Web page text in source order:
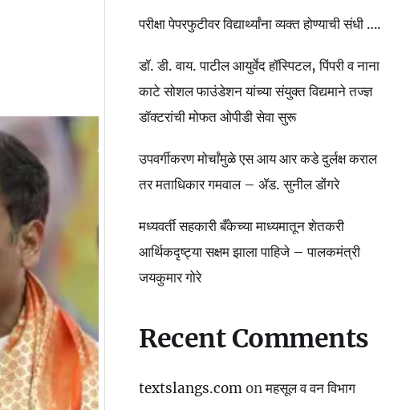
परीक्षा पेपरफुटीवर विद्यार्थ्यांना व्यक्त होण्याची संधी ….
डॉ. डी. वाय. पाटील आयुर्वेद हॉस्पिटल, पिंपरी व नाना
काटे सोशल फाउंडेशन यांच्या संयुक्त विद्यमाने तज्ज्ञ
डॉक्टरांची मोफत ओपीडी सेवा सुरू
उपवर्गीकरण मोर्चांमुळे एस आय आर कडे दुर्लक्ष कराल
तर मताधिकार गमवाल – ॲड. सुनील डोंगरे
मध्यवर्ती सहकारी बँकेच्या माध्यमातून शेतकरी
आर्थिकदृष्ट्या सक्षम झाला पाहिजे – पालकमंत्री
जयकुमार गोरे
Recent Comments
textslangs.comonमहसूल व वन विभाग